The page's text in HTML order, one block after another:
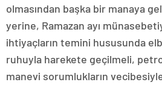
olmasından başka bir manaya
yerine, Ramazan ayı
ihtiyaçların temini hususunda
ruhuyla harekete geçilmeli,
manevi sorumlukların